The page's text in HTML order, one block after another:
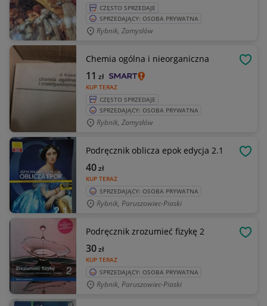
CZĘSTO SPRZEDAJE
SPRZEDAJĄCY: OSOBA PRYWATNA
Rybnik, Zamysłów
Chemia ogólna i nieorganiczna
KUP TERAZ
11 zł
CZĘSTO SPRZEDAJE
SPRZEDAJĄCY: OSOBA PRYWATNA
Rybnik, Zamysłów
Podręcznik oblicza epok edycja 2.1
KUP TERAZ
40zł
SPRZEDAJĄCY: OSOBA PRYWATNA
Rybnik, Paruszowiec-Piaski
Podręcznik zrozumieć fizykę 2
KUP TERAZ
30zł
SPRZEDAJĄCY: OSOBA PRYWATNA
Rybnik, Paruszowiec-Piaski